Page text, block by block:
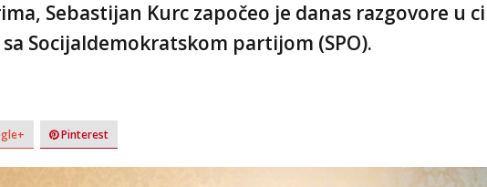
Sebastijan Kurc započeo je danas razgovore u
Socijaldemokratskom partijom (SPO).
Pinterest